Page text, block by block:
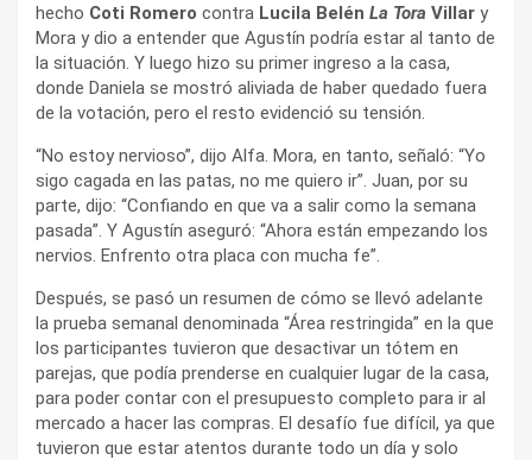
hecho Coti Romero contra Lucila Belén La Tora Villar y
Mora y dio a entender que Agustín podría estar al tanto de
la situación. Y luego hizo su primer ingreso a la casa,
donde Daniela se mostró aliviada de haber quedado fuera
de la votación, pero el resto evidenció su tensión.
“No estoy nervioso”, dijo Alfa. Mora, en tanto, señaló: “Yo
sigo cagada en las patas, no me quiero ir”. Juan, por su
parte, dijo: “Confiando en que va a salir como la semana
pasada”. Y Agustín aseguró: “Ahora están empezando los
nervios. Enfrento otra placa con mucha fe”.
Después, se pasó un resumen de cómo se llevó adelante
la prueba semanal denominada “Área restringida” en la que
los participantes tuvieron que desactivar un tótem en
parejas, que podía prenderse en cualquier lugar de la casa,
para poder contar con el presupuesto completo para ir al
mercado a hacer las compras. El desafío fue difícil, ya que
tuvieron que estar atentos durante todo un día y solo